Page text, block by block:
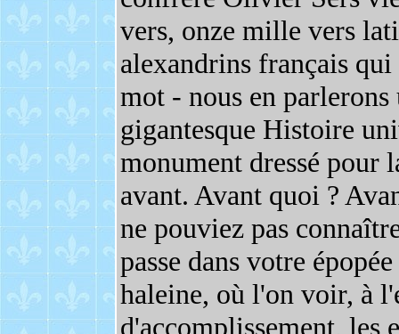
vers, onze mille vers
alexandrins français
mot - nous en
gigantesque Histoire
monument dressé pour
avant. Avant quoi ?
ne pouviez pas
passe dans votre
haleine, où l'on voir, à
d'accomplissement, les